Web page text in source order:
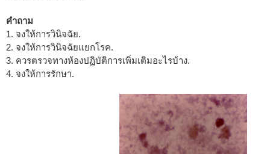
คำถาม
1. จงให้การวินิจฉัย.
2. จงให้การวินิจฉัยแยกโรค.
3. ควรตรวจทางห้องปฏิบัติการเพิ่มเติมอะไรบ้าง.
4. จงให้การรักษา.